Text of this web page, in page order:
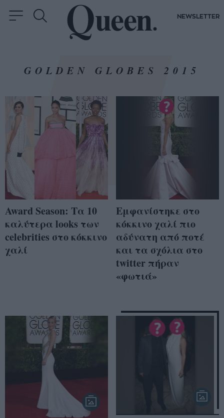
NEWSLETTER
GOLDEN GLOBES 2015
Award Season: Τα 10
καλύτερα looks των
celebrities στο κόκκινο
χαλί
Εμφανίστηκε στο
κόκκινο χαλί πιο
αδύνατη από ποτέ
και τα σχόλια στο
twitter πήραν
«φωτιά»